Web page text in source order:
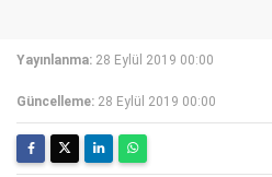
Yayınlanma: 28 Eylül 2019 00:00
Güncelleme: 28 Eylül 2019 00:00